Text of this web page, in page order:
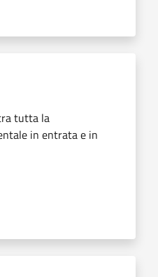
tutta la
in entrata e in